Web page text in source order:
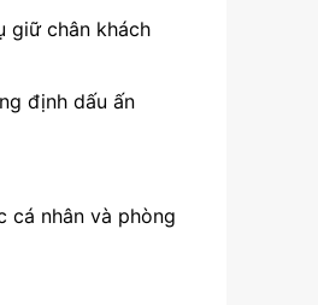
giữ chân khách
định dấu ấn
cá nhân và phòng